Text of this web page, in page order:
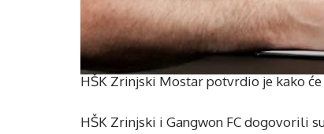
HŠK Zrinjski Mostar potvrdio je kako
HŠK Zrinjski i Gangwon FC dogovorili